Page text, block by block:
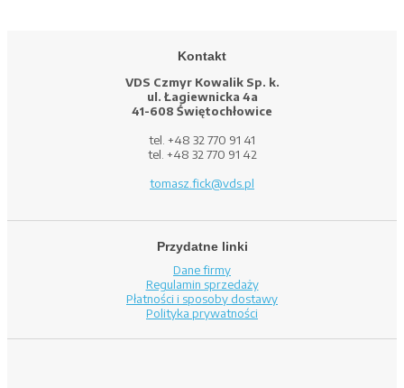
Kontakt
VDS Czmyr Kowalik Sp. k.
ul. Łagiewnicka 4a
41-608 Świętochłowice
tel. +48 32 770 91 41
tel. +48 32 770 91 42
tomasz.fick@vds.pl
Przydatne linki
Dane firmy
Regulamin sprzedaży
Płatności i sposoby dostawy
Polityka prywatności